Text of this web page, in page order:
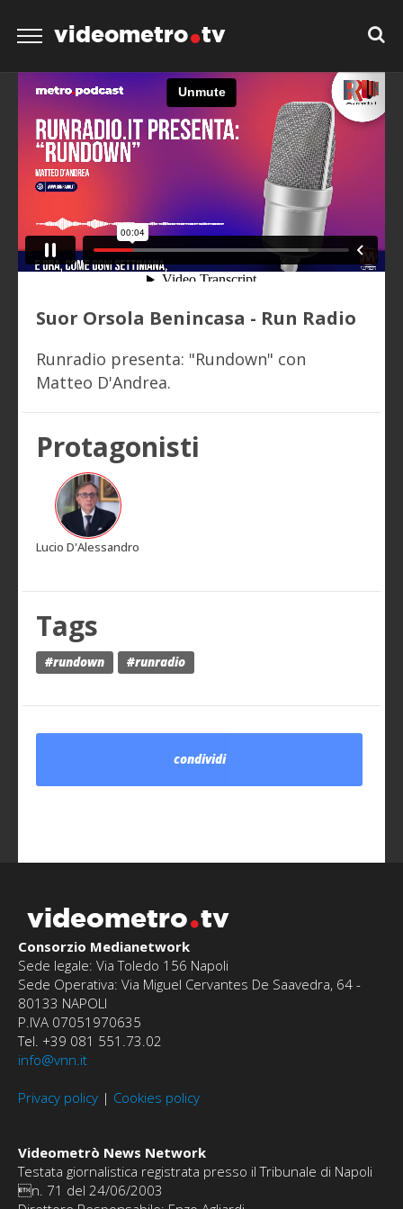
videometro tv
Suor Orsola Benincasa - Run Radio
Runradio presenta: "Rundown" con
Matteo D'Andrea.
Protagonisti
Lucio D'Alessandro
Tags
#rundown #runradio
condividi
videometro tv
Consorzio Medianetwork
Sede legale: Via Toledo 156 Napoli
Sede Operativa: Via Miguel Cervantes De Saavedra, 64 -
80133 NAPOLI
P.IVA 07051970635
Tel. +39 081 551.73.02
info@vnn.it
Privacy policy | Cookies policy
Videometrò News Network
Testata giornalistica registrata presso il Tribunale di Napoli
n. 71 del 24/06/2003